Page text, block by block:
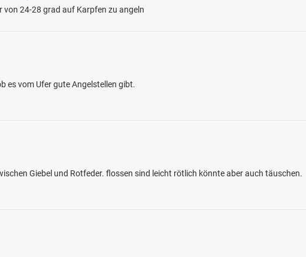
Brachse, Wels,
von 24-28 grad auf Karpfen zu angeln
es vom Ufer gute Angelstellen gibt.
Giebel und Rotfeder. flossen sind leicht rötlich könnte aber auch täuschen.